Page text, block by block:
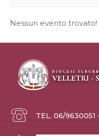
Nessun evento trovato!
TEL. 06/9630051